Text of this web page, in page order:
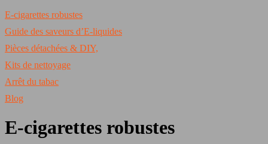
E-cigarettes robustes
Guide des saveurs d’E-liquides
Pièces détachées & DIY,
Kits de nettoyage
Arrêt du tabac
Blog
E-cigarettes robustes